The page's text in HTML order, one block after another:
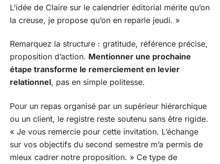
L’idée de Claire sur le calendrier éditorial mérite qu’on
la creuse, je propose qu’on en reparle jeudi. »
Remarquez la structure : gratitude, référence précise,
proposition d’action. Mentionner une prochaine
étape transforme le remerciement en levier
relationnel, pas en simple politesse.
Pour un repas organisé par un supérieur hiérarchique
ou un client, le registre reste soutenu sans être rigide.
« Je vous remercie pour cette invitation. L’échange
sur vos objectifs du second semestre m’a permis de
mieux cadrer notre proposition. » Ce type de